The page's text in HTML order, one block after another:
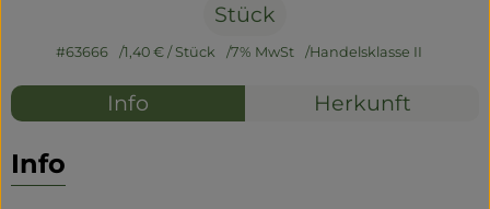
Stück
#63666 1,40 €/ Stück 7% MwSt Handelsklasse II
Info Herkunft
Info